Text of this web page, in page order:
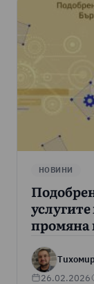
НОВИНИ
промяна
26.02.2026